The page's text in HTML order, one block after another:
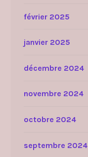
février 2025
janvier 2025
décembre 2024
novembre 2024
octobre 2024
septembre 2024